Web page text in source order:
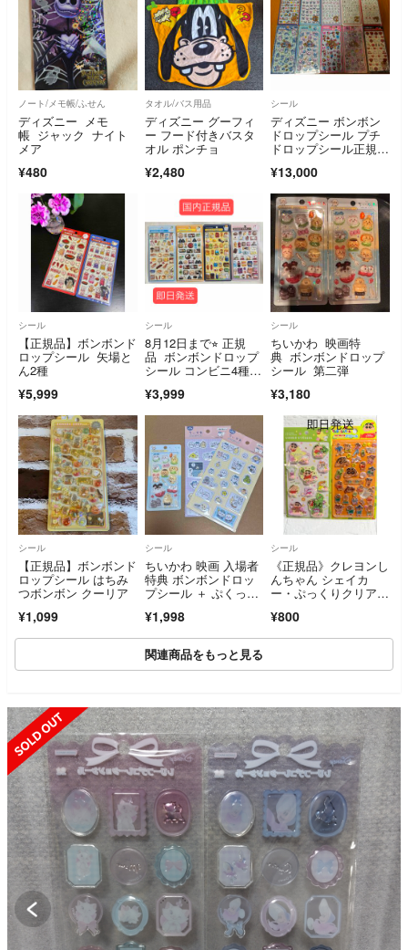
ノート/メモ帳/ふせん
ディズニー メモ
帳 ジャック ナイト
メア
¥480
タオル/バス用品
ディズニー グーフィ
ー フード付きバスタ
オル ポンチョ
¥2,480
シール
ディズニー ボンボン
ドロップシール プチ
ドロップシール正規品
¥13,000
シール
【正規品】ボンボンド
ロップシール 矢場と
ん2種
¥5,999
シール
8月12日まで⭐︎ 正規
品 ボンボンドロップ
シール コンビニ4種セ
¥3,999
シール
ちいかわ 映画特
典 ボンボンドロップ
シール 第二弾
¥3,180
シール
【正規品】ボンボンド
ロップシール はちみ
つボンボン クーリア
¥1,099
シール
ちいかわ 映画 入場者
特典 ボンボンドロッ
プシール ＋ ぷくっと
¥1,998
シール
《正規品》クレヨンし
んちゃん シェイカ
ー・ぷっくりクリアデ
¥800
関連商品をもっと見る
SOLD OUT